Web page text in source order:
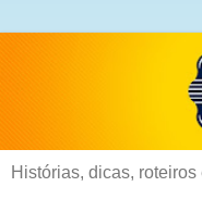
Histórias, dicas,